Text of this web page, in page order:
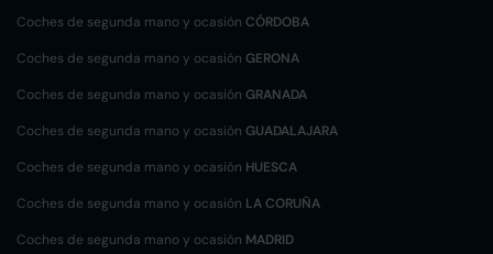
Coches de segunda mano y ocasión CÓRDOBA
Coches de segunda mano y ocasión GERONA
Coches de segunda mano y ocasión GRANADA
Coches de segunda mano y ocasión GUADALAJARA
Coches de segunda mano y ocasión HUESCA
Coches de segunda mano y ocasión LA CORUÑA
Coches de segunda mano y ocasión MADRID